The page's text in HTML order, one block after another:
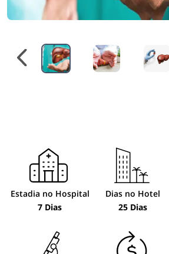
Estadia no Hospital
7 Dias
Dias no Hotel
25 Dias